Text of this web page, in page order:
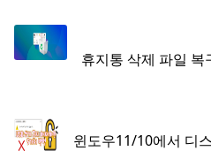
휴지통 삭제 파일
윈도우11/10에서 디